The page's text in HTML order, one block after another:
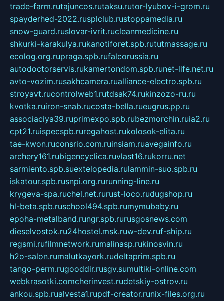
trade-farm.rutajuncos.rutaksu.rutor-lyubov-i-grom.ru
spayderhed-2022.rusplclub.rustoppamedia.ru
snow-guard.ruslovar-ivrit.rucleanmedicine.ru
shkurki-karakulya.rukanotiforet.spb.rututmassage.ru
ecolog.org.rupraga.spb.rufalcorussia.ru
autodoctorservis.rukamertondom.spb.runet-life.net.ru
avto-vozim.rusakhcamera.rualliance-electro.spb.ru
stroyavt.rucontrolweb1.rutdsak74.rukinzozo-ru.ru
kvotka.ruiron-snab.rucosta-bella.rueugrus.pp.ru
associaciya39.ruprimexpo.spb.rubezmorchin.ruia2.ru
cpt21.ruispecspb.ruregahost.rukolosok-elita.ru
tae-kwon.ruconsrio.com.ruinsiam.ruavegainfo.ru
archery161.rubigencyclica.ruvlast16.rukorru.net
sarmiento.spb.suextelopedia.rulammin-suo.spb.ru
iskatour.spb.rusnpi.org.rurunning-line.ru
krygeva-spa.ruchel.net.rurust-loco.rudugshop.ru
hl-beta.spb.ruschool494.spb.rumymubaby.ru
epoha-metalband.rungr.spb.rurusgosnews.com
dieselvostok.ru24hostel.msk.ruw-dev.ruf-ship.ru
regsmi.rufilmnetwork.rumalinasp.rukinosvin.ru
h2o-salon.rumalutkayork.rudeltaprim.spb.ru
tango-perm.rugooddir.rusgv.sumultiki-online.com
webkrasotki.comcherinvest.rudetskiy-ostrov.ru
ankou.spb.rualvesta1.rupdf-creator.runix-files.org.ru